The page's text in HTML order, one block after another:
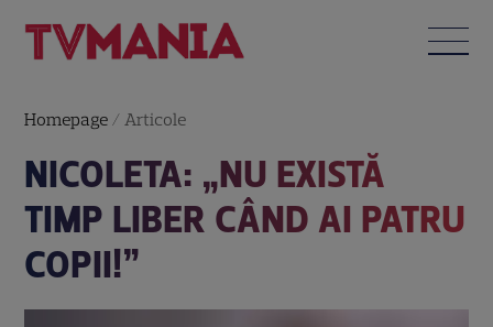
Homepage / Articole
NICOLETA: „NU EXISTĂ
TIMP LIBER CÂND AI PATRU
COPII!”